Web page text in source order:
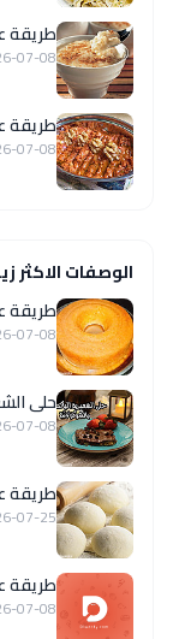
طريقة
07-08
طريقة
07-08
الوصفات الاكثر
طريقة
07-08
حلى
07-08
طريقة
07-25
طريقة
07-08